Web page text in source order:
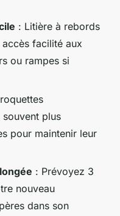
: Litière à rebords
facilité aux
ou rampes si
plus
pour maintenir leur
: Prévoyez 3
nouveau
dans son